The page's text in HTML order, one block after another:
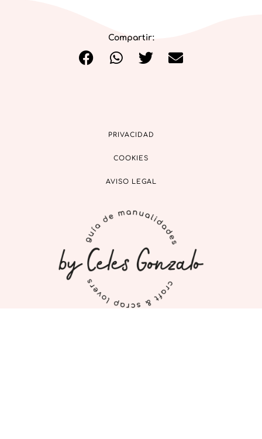
Compartir:
PRIVACIDAD
COOKIES
AVISO LEGAL